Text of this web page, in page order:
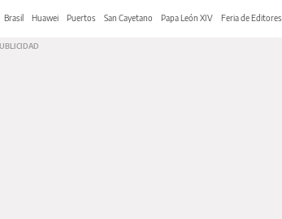
Brasil Huawei Puertos San Cayetano Papa León XIV Feria de Editores